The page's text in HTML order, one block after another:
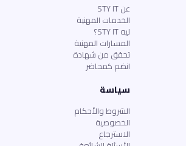
عن STY IT
الخدمات المهنية
ليه STY IT؟
المسارات المهنية
تحقق من شهادة
انضم كمحاضر
سياسة
الشروط والأحكام
الخصوصية
الاسترجاع